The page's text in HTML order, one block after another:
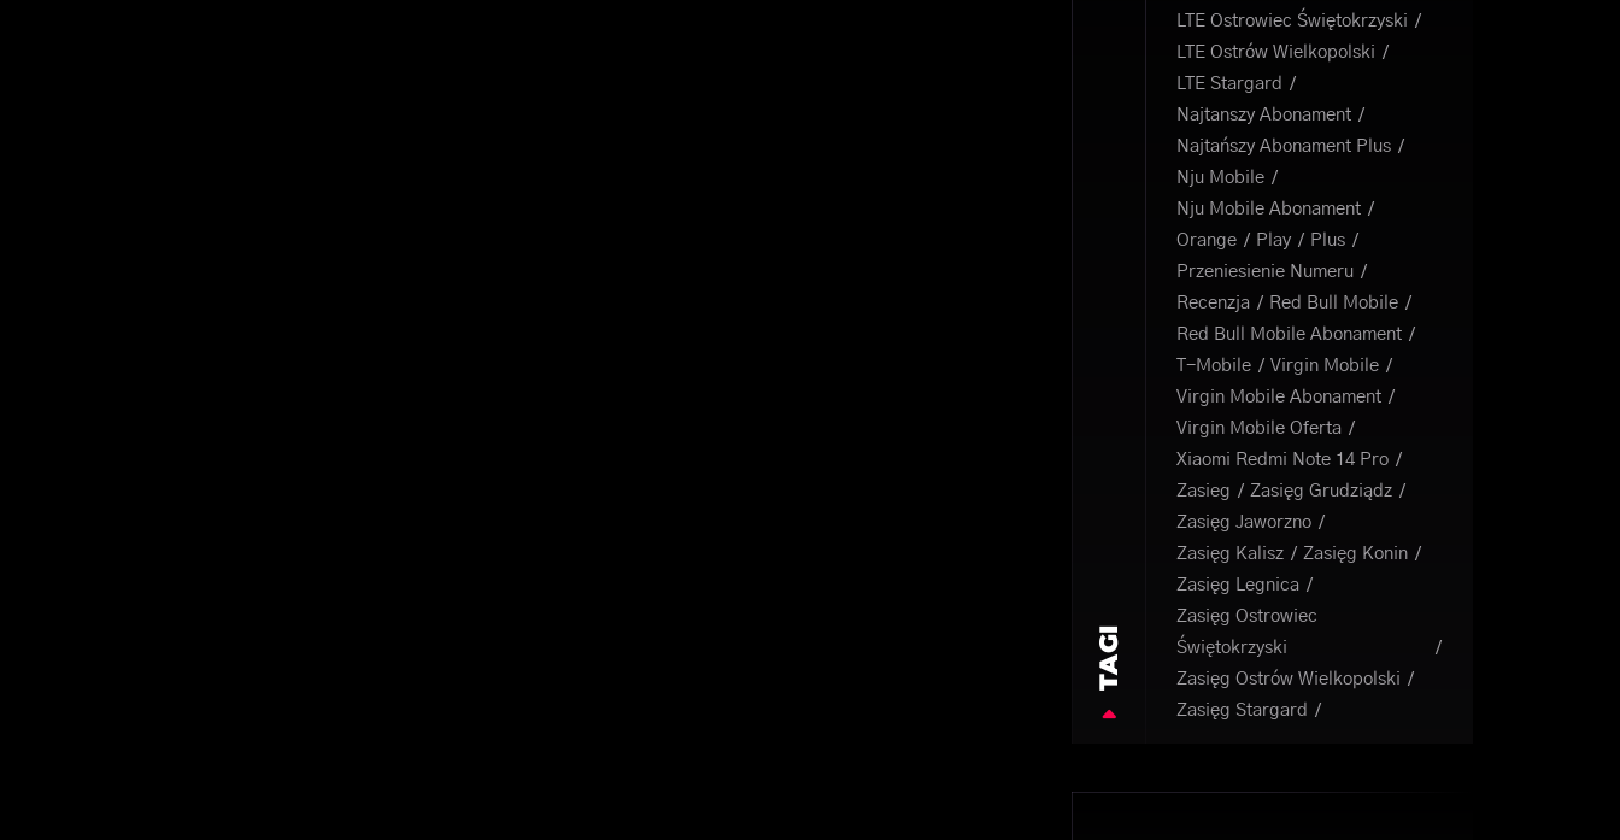
TAGI
LTE Ostrowiec Świętokrzyski
LTE Ostrów Wielkopolski
LTE Stargard
Najtanszy Abonament
Najtańszy Abonament Plus
Nju Mobile
Nju Mobile Abonament
Orange
Play
Plus
Przeniesienie Numeru
Recenzja
Red Bull Mobile
Red Bull Mobile Abonament
T-Mobile
Virgin Mobile
Virgin Mobile Abonament
Virgin Mobile Oferta
Xiaomi Redmi Note 14 Pro
Zasieg
Zasięg Grudziądz
Zasięg Jaworzno
Zasięg Kalisz
Zasięg Konin
Zasięg Legnica
Zasięg Ostrowiec
Świętokrzyski
Zasięg Ostrów Wielkopolski
Zasięg Stargard